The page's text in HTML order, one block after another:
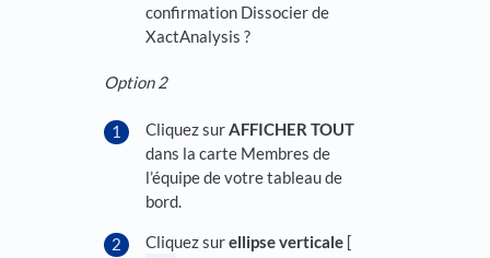
confirmation Dissocier de
XactAnalysis ?
Option 2
Cliquez surAFFICHER TOUT
dans la carte Membres de
l’équipe de votre tableau de
bord.
Cliquez surellipse verticale [